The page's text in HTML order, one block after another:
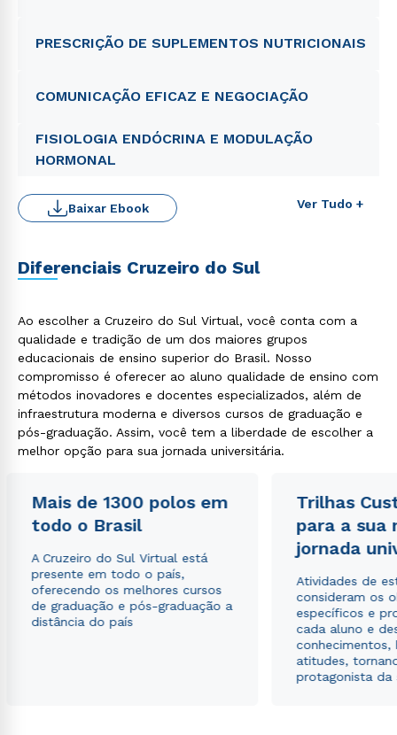
PRESCRIÇÃO DE SUPLEMENTOS NUTRICIONAIS
COMUNICAÇÃO EFICAZ E NEGOCIAÇÃO
FISIOLOGIA ENDÓCRINA E MODULAÇÃO
HORMONAL
Ver Tudo +
Baixar Ebook
Diferenciais Cruzeiro do Sul
Ao escolher a Cruzeiro do Sul Virtual, você conta com a
qualidade e tradição de um dos maiores grupos
educacionais de ensino superior do Brasil. Nosso
compromisso é oferecer ao aluno qualidade de ensino com
métodos inovadores e docentes especializados, além de
infraestrutura moderna e diversos cursos de graduação e
pós-graduação. Assim, você tem a liberdade de escolher a
melhor opção para sua jornada universitária.
Mais de 1300 polos em
todo o Brasil
A Cruzeiro do Sul Virtual está
presente em todo o país,
oferecendo os melhores cursos
de graduação e pós-graduação a
distância do país
Trilhas
para a sua
jornada
Atividades de
consideram os
específicos e
cada aluno e
conhecimentos,
atitudes,
protagonista da
Rápido e fácil
WhatsApp
ou
Estou de acordo com a Política de Privacidade.
autorizo que meus dados sejam utilizados para o
envio de conteúdos da Cruzeiro do Sul.